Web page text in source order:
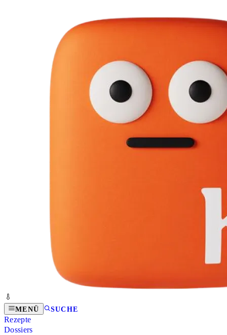
MENÜ SUCHE
Rezepte
Dossiers